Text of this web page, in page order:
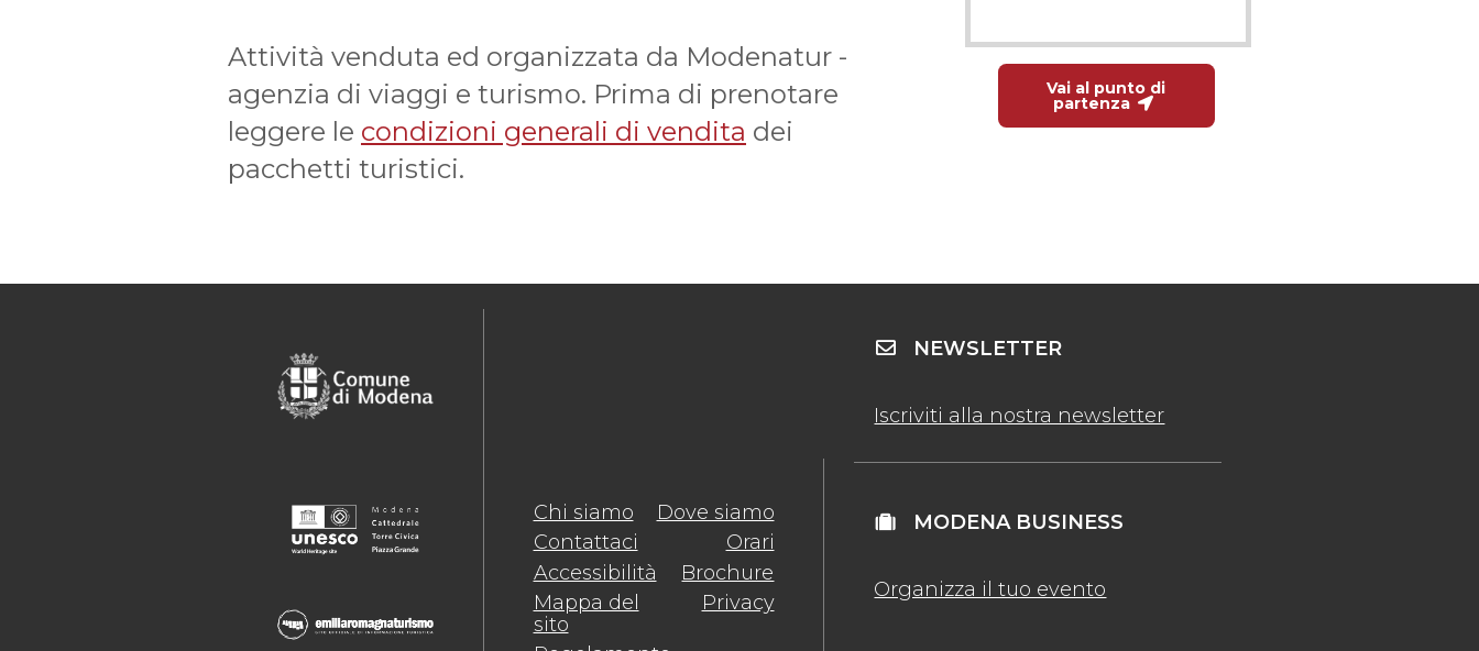
Attività venduta ed organizzata da Modenatur -
agenzia di viaggi e turismo. Prima di prenotare
leggere le condizioni generali di vendita dei
pacchetti turistici.
Vai al punto di
partenza
Chi siamo
Dove siamo
Contattaci
Orari
Accessibilità
Brochure
Mappa del
sito
Privacy
NEWSLETTER
Iscriviti alla nostra newsletter
MODENA BUSINESS
Organizza il tuo evento